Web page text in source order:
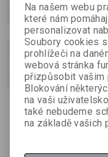
Podrobný popis
Dotaz na výrobek
Doporučit výrobek
praktická
a motivy postaviček
inkoust lze v případě
přepsat, šířka stopy:
Na našem webu
které nám
personalizovat
Soubory cookies
prohlížeči na
webová stránka
přizpůsobit vašim
Blokování
na vaši
také nebudeme
na základě vašich